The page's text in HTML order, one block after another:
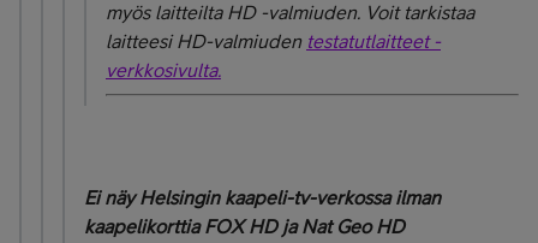
myös laitteilta HD -valmiuden. Voit tarkistaa
laitteesi HD-valmiuden testatutlaitteet -
verkkosivulta.
Ei näy Helsingin kaapeli-tv-verkossa ilman
kaapelikorttia FOX HD ja Nat Geo HD